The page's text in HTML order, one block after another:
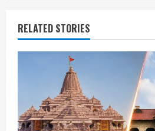
RELATED STORIES